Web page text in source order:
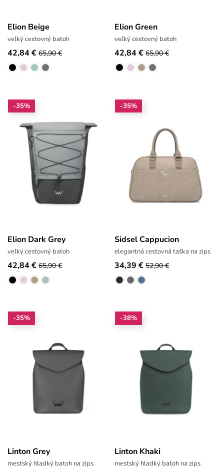
Elion Beige
veľký cestovný batoh
42,84 € 65,90 €
Elion Green
veľký cestovný batoh
42,84 € 65,90 €
-35%
Elion Dark Grey
veľký cestovný batoh
42,84 € 65,90 €
-35%
Sidsel Cappucion
elegantná cestovná taška na zips
34,39 € 52,90 €
-35%
Linton Grey
mestský hladký batoh na zips
-38%
Linton Khaki
mestský hladký batoh na zips